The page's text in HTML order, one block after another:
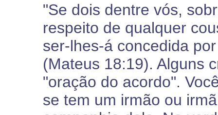
"Se dois dentre vós,
respeito de qualquer
ser-lhes-á concedida
(Mateus 18:19). Alguns
"oração do acordo".
se tem um irmão ou